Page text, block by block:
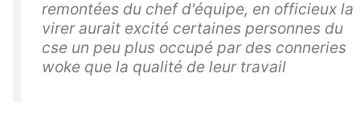
remontées du chef d'équipe, en officieux la
virer aurait excité certaines personnes du
cse un peu plus occupé par des conneries
woke que la qualité de leur travail